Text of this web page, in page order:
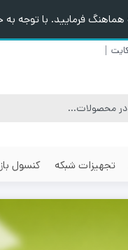
فرمایید. با توجه به
تجهیزات شبکه کنسول